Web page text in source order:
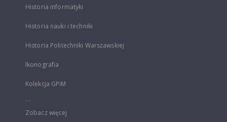
Historia informatyki
Historia nauki i techniki
Historia Politechniki Warszawskiej
Ikonografia
Kolekcja GPiM
...
Zobacz więcej